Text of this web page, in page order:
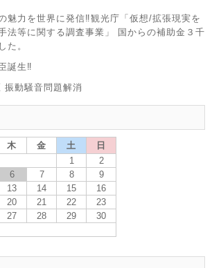
魅力を世界に発信‼観光庁「仮想/拡張現実を
法等に関する調査事業」 国からの補助金３千
た。
誕生‼
振動騒音問題解消
木 金 土
日
1
2
6 7 8
9
13 14 15
16
20 21 22
23
27 28 29
30